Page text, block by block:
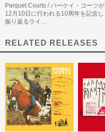
Parquet Courts / パーケイ・コーツが
12月10日に行われる10周年を記念し
振り返るライ…
RELATED RELEASES